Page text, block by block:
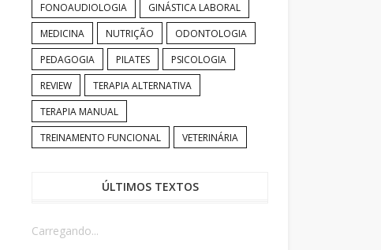
FONOAUDIOLOGIA
GINÁSTICA LABORAL
MEDICINA
NUTRIÇÃO
ODONTOLOGIA
PEDAGOGIA
PILATES
PSICOLOGIA
REVIEW
TERAPIA ALTERNATIVA
TERAPIA MANUAL
TREINAMENTO FUNCIONAL
VETERINÁRIA
ÚLTIMOS TEXTOS
Carregando...